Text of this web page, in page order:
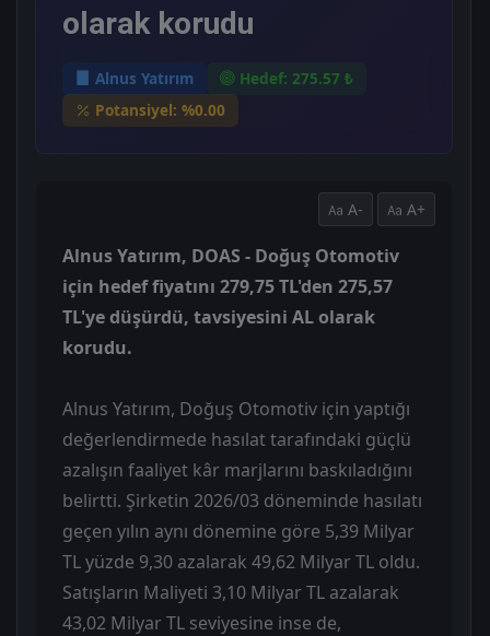
olarak korudu
Alnus Yatırım
Hedef: 275.57 ₺
Potansiyel: %0.00
A- A+
Alnus Yatırım, DOAS - Doğuş Otomotiv
için hedef fiyatını 279,75 TL'den 275,57
TL'ye düşürdü, tavsiyesini AL olarak
korudu.
Alnus Yatırım, Doğuş Otomotiv için yaptığı
değerlendirmede hasılat tarafındaki güçlü
azalışın faaliyet kâr marjlarını baskıladığını
belirtti. Şirketin 2026/03 döneminde hasılatı
geçen yılın aynı dönemine göre 5,39 Milyar
TL yüzde 9,30 azalarak 49,62 Milyar TL oldu.
Satışların Maliyeti 3,10 Milyar TL azalarak
43,02 Milyar TL seviyesine inse de,